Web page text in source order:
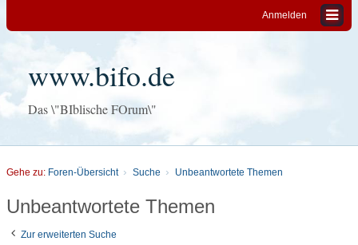
Anmelden
www.bifo.de
Das \"BIblische FOrum\"
Gehe zu: Foren-Übersicht Suche Unbeantwortete Themen
Unbeantwortete Themen
Zur erweiterten Suche